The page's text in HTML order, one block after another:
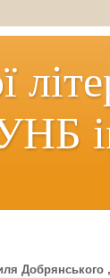
Добрянського